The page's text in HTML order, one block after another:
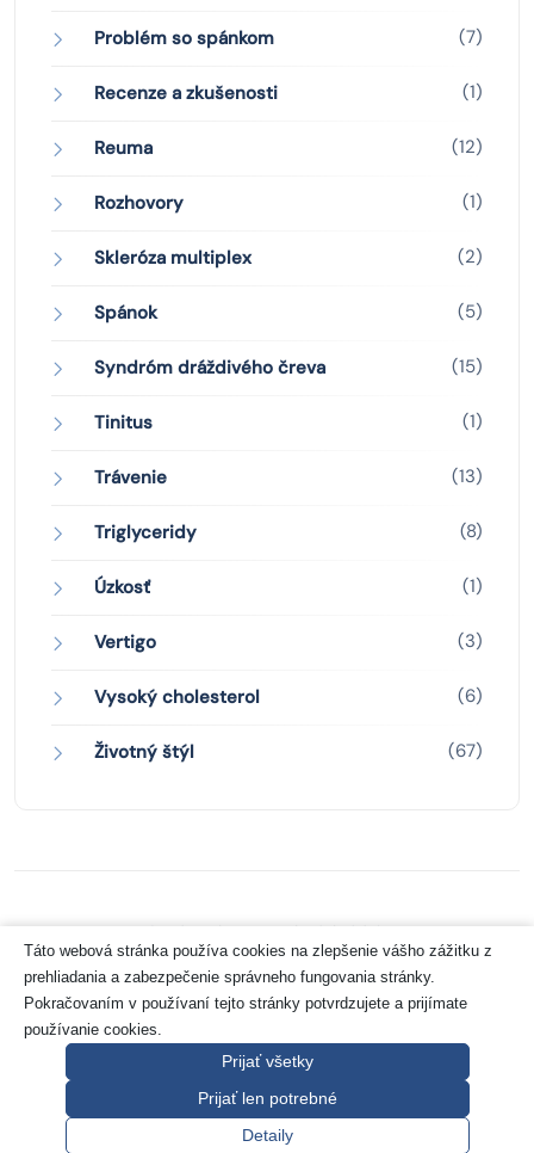
Problém so spánkom (7)
Recenze a zkušenosti (1)
Reuma (12)
Rozhovory (1)
Skleróza multiplex (2)
Spánok (5)
Syndróm dráždivého čreva (15)
Tinitus (1)
Trávenie (13)
Triglyceridy (8)
Úzkosť (1)
Vertigo (3)
Vysoký cholesterol (6)
Životný štýl (67)
Zásady ochrany osobných údajov
Copyright 2026 © Pharco Grancreo GmbH
Návrat hore
Táto webová stránka používa cookies na zlepšenie vášho zážitku z
prehliadania a zabezpečenie správneho fungovania stránky.
Pokračovaním v používaní tejto stránky potvrdzujete a prijímate
používanie cookies.
Prijať všetky
Prijať len potrebné
Detaily